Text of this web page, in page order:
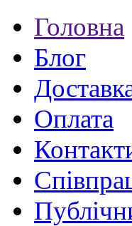
Головна
Блог
Оплата